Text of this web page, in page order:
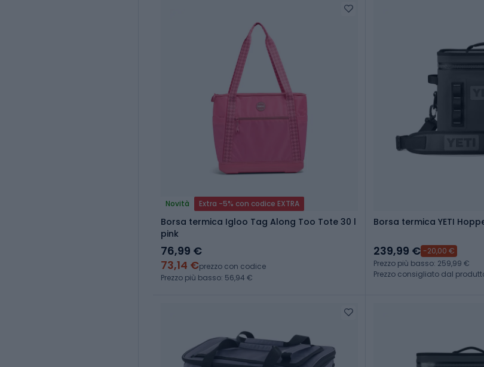
Novità Extra -5% con codice EXTRA
Borsa termica Igloo Tag Along Too Tote 30 l
pink
76,99 €
73,14 €prezzo con codice
Prezzo più basso: 56,94 €
Borsa termica YETI
239,99 € -20,00 €
Prezzo più basso: 259,99 €
Prezzo consigliato dal